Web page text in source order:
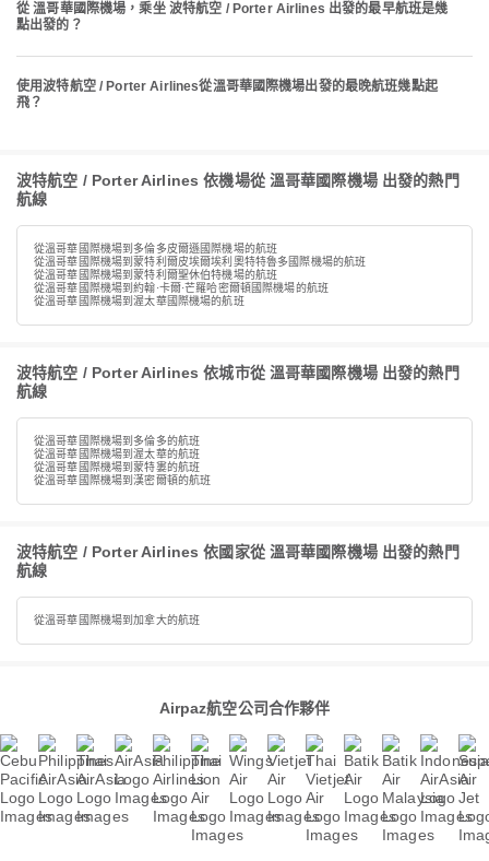
從 溫哥華國際機場，乘坐 波特航空 / Porter Airlines 出發的最早航班是幾
點出發的？
使用波特航空 / Porter Airlines從溫哥華國際機場出發的最晚航班幾點起
飛？
波特航空 / Porter Airlines 依機場從 溫哥華國際機場 出發的熱門
航線
從溫哥華國際機場到多倫多皮爾遜國際機場的航班
從溫哥華國際機場到蒙特利爾皮埃爾埃利奧特特魯多國際機場的航班
從溫哥華國際機場到蒙特利爾聖休伯特機場的航班
從溫哥華國際機場到約翰·卡爾·芒羅哈密爾頓國際機場的航班
從溫哥華國際機場到渥太華國際機場的航班
波特航空 / Porter Airlines 依城市從 溫哥華國際機場 出發的熱門
航線
從溫哥華國際機場到多倫多的航班
從溫哥華國際機場到渥太華的航班
從溫哥華國際機場到蒙特婁的航班
從溫哥華國際機場到漢密爾頓的航班
波特航空 / Porter Airlines 依國家從 溫哥華國際機場 出發的熱門
航線
從溫哥華國際機場到加拿大的航班
Airpaz航空公司合作夥伴